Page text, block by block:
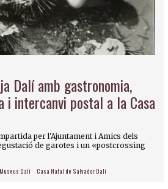
Dalí amb gastronomia,
i intercanvi postal a la Casa
per l'Ajuntament i Amics dels
de garotes i un «postcrossing
Dalí Casa Natal de Salvador Dalí